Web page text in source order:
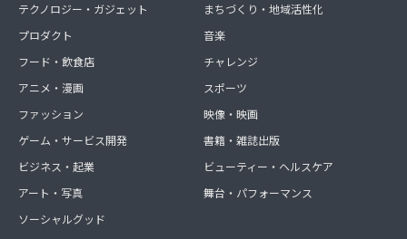
テクノロジー・ガジェット
プロダクト
フード・飲食店
アニメ・漫画
ファッション
ゲーム・サービス開発
ビジネス・起業
アート・写真
ソーシャルグッド
まちづくり・地域活性化
音楽
チャレンジ
スポーツ
映像・映画
書籍・雑誌出版
ビューティー・ヘルスケア
舞台・パフォーマンス